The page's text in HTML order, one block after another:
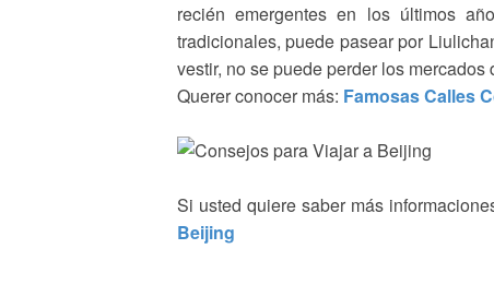
recién emergentes en los últimos
tradicionales, puede pasear por
vestir, no se puede perder los
Querer conocer más: Famosas Calles
Si usted quiere saber más
Beijing